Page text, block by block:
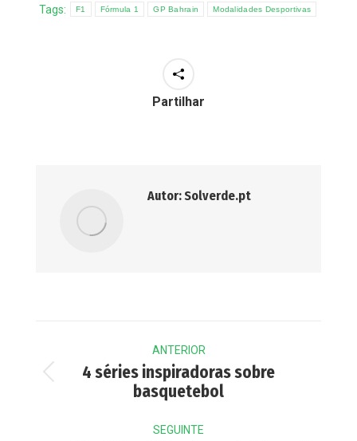
Tags: F1 Fórmula 1 GP Bahrain Modalidades Desportivas
Partilhar
Autor:Solverde.pt
navigation
ANTERIOR
Previous
post:
4 séries inspiradoras sobre
basquetebol
SEGUINTE